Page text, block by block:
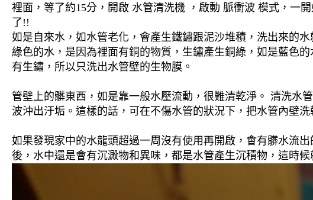
裡面，等了約15分，開啟 水管清洗機 ，啟動 脈衝波 模式，一
了!!
如是自來水，如水管老化，會產生鐵鏽跟泥沙堆積，洗出來的
綠色的水，是因為裡面有銅的物質，生鏽產生銅綠，如是藍色
有生鏽，所以只洗出水管壁的生物膜。
管壁上的髒東西，如是靠一般水壓流動，很難清乾淨。 清洗水
波沖出汙垢。這樣的話，可在不傷水管的狀況下，把水管內壁洗
如果發現家中的水龍頭超過一周沒有使用再開啟，會有髒水流
後，水中還是會有沉澱物和異味，都是水管產生沉積物，這時候